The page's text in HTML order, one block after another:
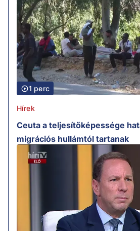
1 perc
Hírek
Ceuta a teljesítőképessége
migrációs hullámtól tartanak